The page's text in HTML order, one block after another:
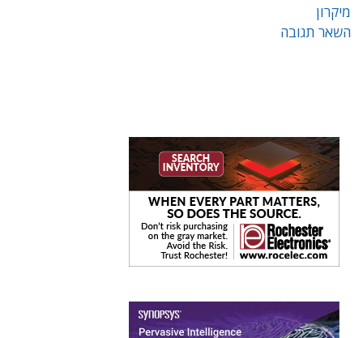
מיקרון
השאר תגובה